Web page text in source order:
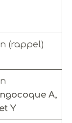
(rappel)
A,
Y